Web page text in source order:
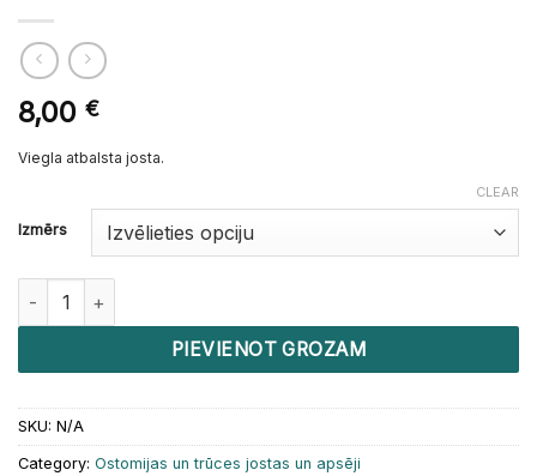
8,00 €
Viegla atbalsta josta.
Izmērs
CLEAR
Corsinel StomaSafe Classic quantity
PIEVIENOT GROZAM
SKU: N/A
Category: Ostomijas un trūces jostas un apsēji